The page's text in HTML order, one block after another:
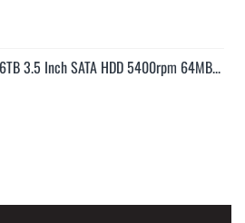
3.5 Inch SATA HDD 5400rpm 64MB...